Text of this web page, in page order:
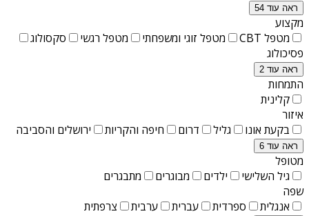
ראה עוד 54
מקצוע
מטפל CBT
מטפל זוגי ומשפחתי מטפל רגשי
סקסולוג
פסיכולוג
ראה עוד 2
התמחות
קלינית
איזור
בקעת אונו
גליל דרום חיפה והקריות ירושלים והסביבה
ראה עוד 6
מטופל
גיל השלישי
ילדים מבוגרים
מתבגרים
שפה
אנגלית
ספרדית עברית ערבית צרפתית